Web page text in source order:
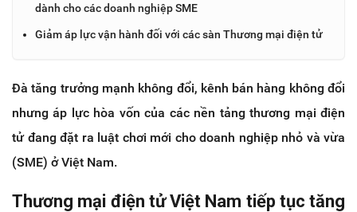
dành cho các doanh nghiệp SME
Giảm áp lực vận hành đối với các sàn Thương mại điện tử
Đà tăng trưởng mạnh không đổi, kênh bán hàng không đổi
nhưng áp lực hòa vốn của các nền tảng thương mại điện
tử đang đặt ra luật chơi mới cho doanh nghiệp nhỏ và vừa
(SME) ở Việt Nam.
Thương mại điện tử Việt Nam tiếp tục tăng